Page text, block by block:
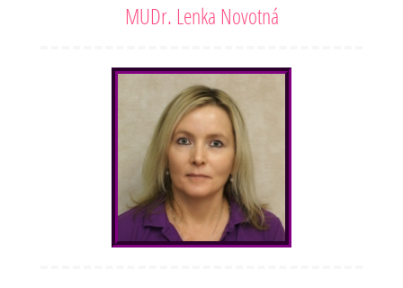
MUDr. Lenka Novotná